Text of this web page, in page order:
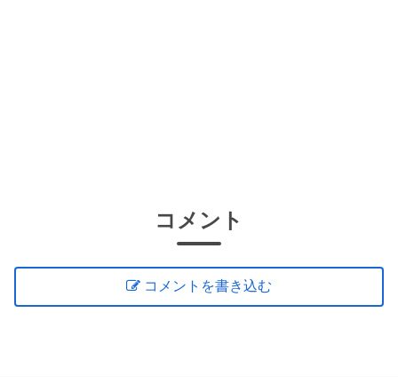
コメント
コメントを書き込む